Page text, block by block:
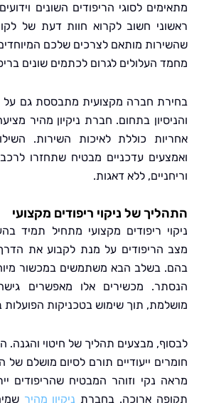
לסוגי הריפודים השונים וידועים
חשוב לקרוא חוות דעת של לקוחות
מותאם לצרכים שלכם המיוחדים, כמו
העלולים לגרום לכתמים שונים בריפודים.
חברה מקצועית מתבססת גם על רמת
בתחום. חברת ניקיון מהיר מציעה שקט
כוללת לאיכות השירות. השילוב בין
עדכניים מבטיח שתחזרו לרכב עם
ללא דאגות.
של ניקוי ריפודים מקצועי
ריפודים מקצועי מתחיל תמיד בהערכה
על מנת לקבוע את הדרך
בשלב הבא משתמשים במכשור מיוחד
מכשירים אלו מאפשרים גישה
תוך שימוש בטכניקות הפועלות בעדינות.
מבצעים תהליך של חיטוי והגנה. השימוש
ייעודיים תורם לסיום מושלם של
נקי וזוהר המבטיח שהריפודים ייראו
ארוכה. בחברת ניקיון מהירשמים דגש